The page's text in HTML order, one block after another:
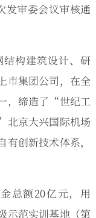
发审委会议审核通
构建筑设计、研
市集团公司，在全
，缔造了“世纪工
京大兴国际机场
创新技术体系，
总额20亿元，用
示范实训基地（第